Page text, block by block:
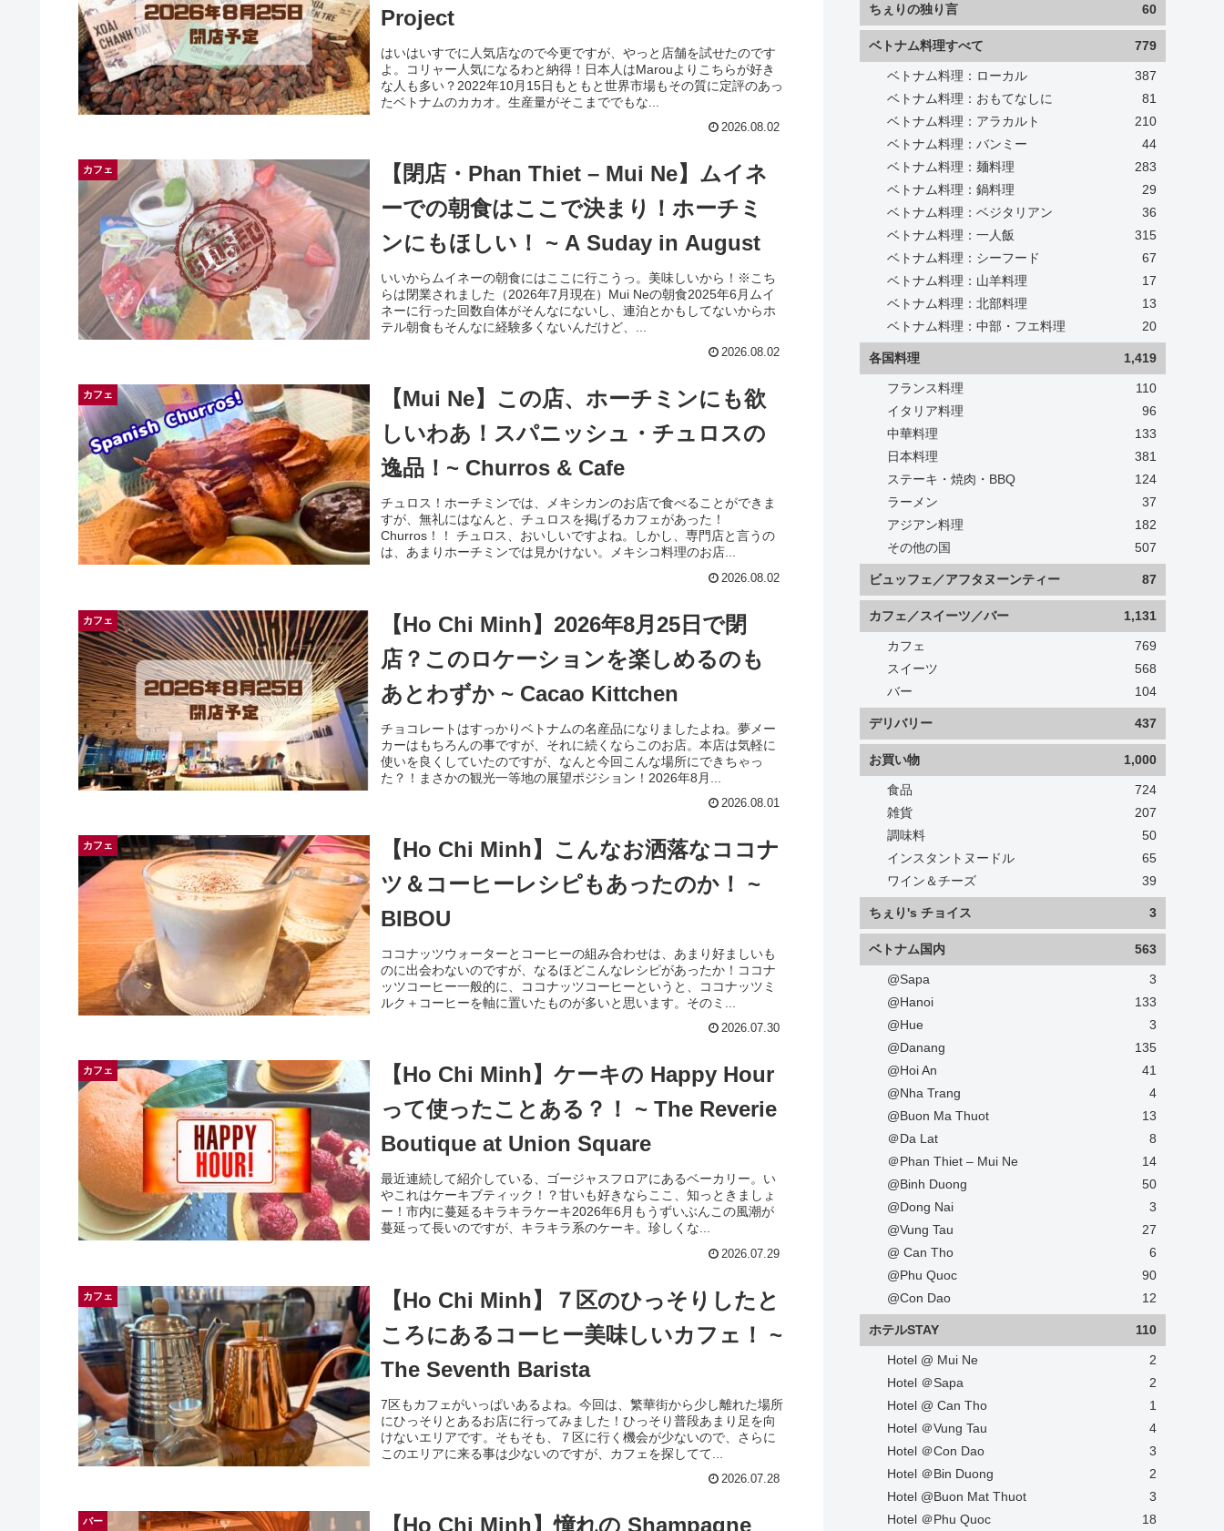
Project
はいはいすでに人気店なので今更ですが、やっと店舗を試せたのです
よ。コリャー人気になるわと納得！日本人はMarouよりこちらが好き
な人も多い？2022年10月15日もともと世界市場もその質に定評のあっ
たベトナムのカカオ。生産量がそこまででもな...
2026.08.02
カフェ
【閉店・Phan Thiet – Mui Ne】ムイネ
ーでの朝食はここで決まり！ホーチミ
ンにもほしい！ ~ A Suday in August
いいからムイネーの朝食にはここに行こうっ。美味しいから！※こち
らは閉業されました（2026年7月現在）Mui Neの朝食2025年6月ムイ
ネーに行った回数自体がそんなにないし、連泊とかもしてないからホ
テル朝食もそんなに経験多くないんだけど、...
2026.08.02
カフェ
【Mui Ne】この店、ホーチミンにも欲
しいわあ！スパニッシュ・チュロスの
逸品！~ Churros & Cafe
チュロス！ホーチミンでは、メキシカンのお店で食べることができま
すが、無礼にはなんと、チュロスを掲げるカフェがあった！
Churros！！ チュロス、おいしいですよね。しかし、専門店と言うの
は、あまりホーチミンでは見かけない。メキシコ料理のお店...
2026.08.02
カフェ
【Ho Chi Minh】2026年8月25日で閉
店？このロケーションを楽しめるのも
あとわずか ~ Cacao Kittchen
チョコレートはすっかりベトナムの名産品になりましたよね。夢メー
カーはもちろんの事ですが、それに続くならこのお店。本店は気軽に
使いを良くしていたのですが、なんと今回こんな場所にできちゃっ
た？！まさかの観光一等地の展望ポジション！2026年8月...
2026.08.01
カフェ
【Ho Chi Minh】こんなお洒落なココナ
ツ＆コーヒーレシピもあったのか！ ~
BIBOU
ココナッツウォーターとコーヒーの組み合わせは、あまり好ましいも
のに出会わないのですが、なるほどこんなレシピがあったか！ココナ
ッツコーヒー一般的に、ココナッツコーヒーというと、ココナッツミ
ルク＋コーヒーを軸に置いたものが多いと思います。そのミ...
2026.07.30
カフェ
【Ho Chi Minh】ケーキの Happy Hour
って使ったことある？！ ~ The Reverie
Boutique at Union Square
最近連続して紹介している、ゴージャスフロアにあるベーカリー。い
やこれはケーキブティック！？甘いも好きならここ、知っときましょ
ー！市内に蔓延るキラキラケーキ2026年6月もうずいぶんこの風潮が
蔓延って長いのですが、キラキラ系のケーキ。珍しくな...
2026.07.29
カフェ
【Ho Chi Minh】７区のひっそりしたと
ころにあるコーヒー美味しいカフェ！ ~
The Seventh Barista
7区もカフェがいっぱいあるよね。今回は、繁華街から少し離れた場所
にひっそりとあるお店に行ってみました！ひっそり普段あまり足を向
けないエリアです。そもそも、７区に行く機会が少ないので、さらに
このエリアに来る事は少ないのですが、カフェを探してて...
2026.07.28
バー 【Ho Chi Minh】憧れの Shampagne
ちぇりの独り言 60
ベトナム料理すべて 779
ベトナム料理：ローカル
387
ベトナム料理：おもてなしに
81
ベトナム料理：アラカルト
210
ベトナム料理：バンミー
44
ベトナム料理：麺料理
283
ベトナム料理：鍋料理
29
ベトナム料理：ベジタリアン
36
ベトナム料理：一人飯
315
ベトナム料理：シーフード
67
ベトナム料理：山羊料理
17
ベトナム料理：北部料理
13
ベトナム料理：中部・フエ料理
20
各国料理 1,419
フランス料理
110
イタリア料理
96
中華料理
133
日本料理
381
ステーキ・焼肉・BBQ
124
ラーメン
37
アジアン料理
182
その他の国
507
ビュッフェ／アフタヌーンティー 87
カフェ／スイーツ／バー 1,131
カフェ
769
スイーツ
568
バー
104
デリバリー 437
お買い物 1,000
食品
724
雑貨
207
調味料
50
インスタントヌードル
65
ワイン＆チーズ
39
ちぇり's チョイス 3
ベトナム国内 563
@Sapa
3
@Hanoi
133
@Hue
3
@Danang
135
@Hoi An
41
@Nha Trang
4
@Buon Ma Thuot
13
＠Da Lat
8
＠Phan Thiet – Mui Ne
14
@Binh Duong
50
@Dong Nai
3
@Vung Tau
27
@ Can Tho
6
@Phu Quoc
90
@Con Dao
12
ホテルSTAY 110
Hotel @ Mui Ne
2
Hotel ＠Sapa
2
Hotel @ Can Tho
1
Hotel ＠Vung Tau
4
Hotel ＠Con Dao
3
Hotel ＠Bin Duong
2
Hotel @Buon Mat Thuot
3
Hotel ＠Phu Quoc
18